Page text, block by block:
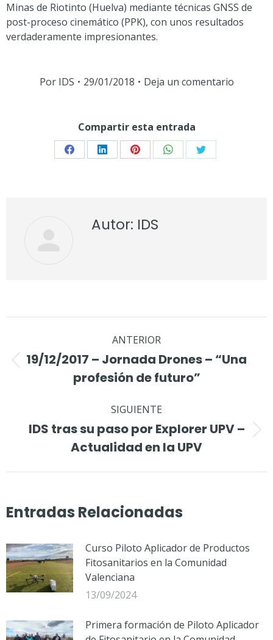
Minas de Riotinto (Huelva) mediante técnicas GNSS de
post-proceso cinemático (PPK), con unos resultados
verdaderamente impresionantes.
Por IDS 29/01/2018 Deja un comentario
Compartir esta entrada
Share Share Share Share Share
Autor: IDS
entre
publicaciones
ANTERIOR
Publicación
anterior:
19/12/2017 – Jornada Drones – “Una
profesión de futuro”
SIGUIENTE
Publicación
siguiente:
IDS tras su paso por Explorer UPV –
Actualidad en la UPV
Entradas Relacionadas
Curso Piloto Aplicador de Productos
Fitosanitarios en la Comunidad
Valenciana
13/09/2024
Primera formación de Piloto Aplicador